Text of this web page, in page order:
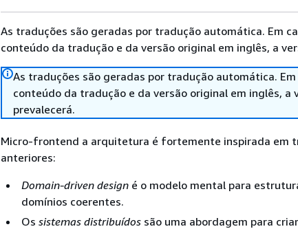
As traduções são geradas por tradução automática. Em
conteúdo da tradução e da versão original em inglês, a
As traduções são geradas por tradução automática.
conteúdo da tradução e da versão original em inglês, a
prevalecerá.
Micro-frontend a arquitetura é fortemente inspirada em
anteriores:
Domain-driven design é o modelo mental para
domínios coerentes.
Os sistemas distribuídos são uma abordagem para